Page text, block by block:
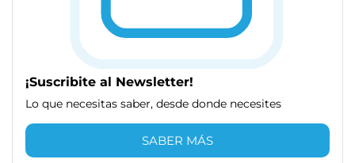
¡Suscribite al Newsletter!
Lo que necesitas saber, desde donde necesites
SABER MÁS